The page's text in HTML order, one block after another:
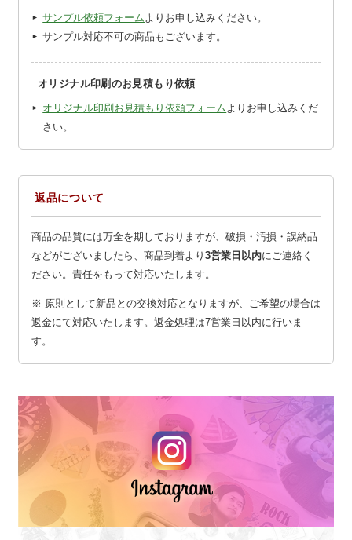
サンプル依頼フォーム よりお申し込みください。
サンプル対応不可の商品もございます。
オリジナル印刷のお見積もり依頼
オリジナル印刷お見積もり依頼フォーム よりお申し込みくだ
さい。
返品について
商品の品質には万全を期しておりますが、破損・汚損・誤納品
などがございましたら、商品到着より 3営業日以内にご連絡く
ださい。責任をもって対応いたします。
※ 原則として新品との交換対応となりますが、ご希望の場合は
返金にて対応いたします。返金処理は7営業日以内に行いま
す。